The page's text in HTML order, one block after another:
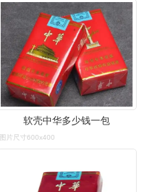
软壳中华多少钱一包
图片尺寸600x400